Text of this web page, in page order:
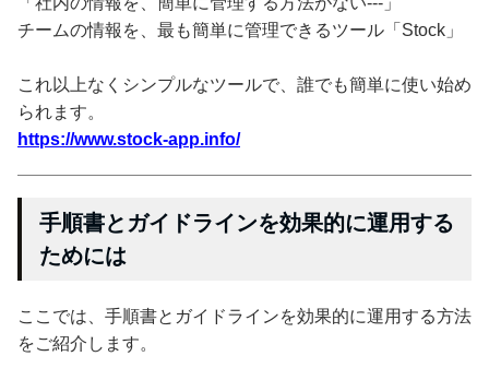
チームの情報を、最も簡単に管理できるツール「Stock」
これ以上なくシンプルなツールで、誰でも簡単に使い始め
られます。
https://www.stock-app.info/
手順書とガイドラインを効果的に運用する
ためには
ここでは、手順書とガイドラインを効果的に運用する方法
をご紹介します。